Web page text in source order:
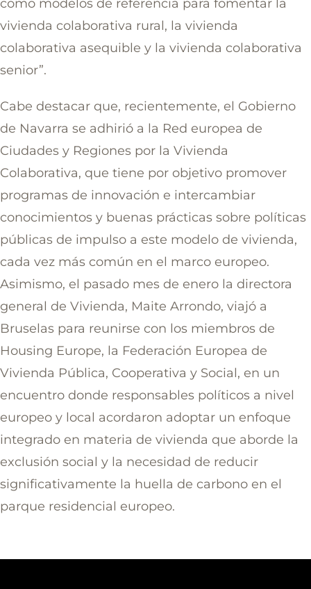
como modelos de referencia para fomentar la
vivienda colaborativa rural, la vivienda
colaborativa asequible y la vivienda colaborativa
senior”.
Cabe destacar que, recientemente, el Gobierno
de Navarra se adhirió a la Red europea de
Ciudades y Regiones por la Vivienda
Colaborativa, que tiene por objetivo promover
programas de innovación e intercambiar
conocimientos y buenas prácticas sobre políticas
públicas de impulso a este modelo de vivienda,
cada vez más común en el marco europeo.
Asimismo, el pasado mes de enero la directora
general de Vivienda, Maite Arrondo, viajó a
Bruselas para reunirse con los miembros de
Housing Europe, la Federación Europea de
Vivienda Pública, Cooperativa y Social, en un
encuentro donde responsables políticos a nivel
europeo y local acordaron adoptar un enfoque
integrado en materia de vivienda que aborde la
exclusión social y la necesidad de reducir
significativamente la huella de carbono en el
parque residencial europeo.